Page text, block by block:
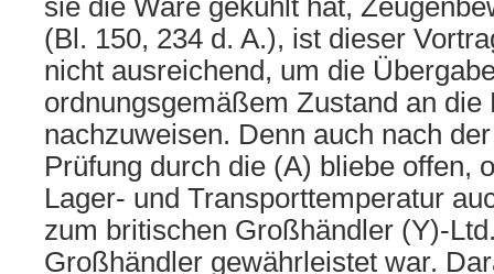
sie die Ware gekühlt hat,
(Bl. 150, 234 d. A.), ist dieser
nicht ausreichend, um die
ordnungsgemäßem Zustand an die
nachzuweisen. Denn auch nach
Prüfung durch die (A) bliebe offen,
Lager- und Transporttemperatur
zum britischen Großhändler (Y)-
Großhändler gewährleistet war.